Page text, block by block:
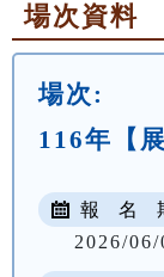
場次資料
場次:
116年【
報 名
2026/